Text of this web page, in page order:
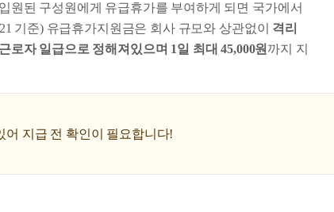
원된 구성원에게 유급휴가를 부여하게 되면 국가에서
기준) 유급휴가지원금은 회사 규모와 상관없이 격리
자 일급으로 정해져있으며 1일 최대 45,000원 까지 지
어 지급 전 확인이 필요합니다!